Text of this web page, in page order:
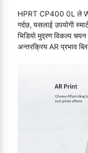
HPRT CP400 0L ले
गर्दछ, यसलाई उपयोगी
भिडियो मुद्रण विकल्प
अन्तरक्रिय AR प्रभाव